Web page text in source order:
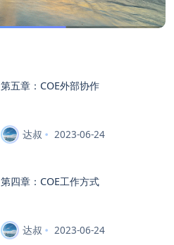
第五章：COE外部协作
达叔 2023-06-24
第四章：COE工作方式
达叔 2023-06-24